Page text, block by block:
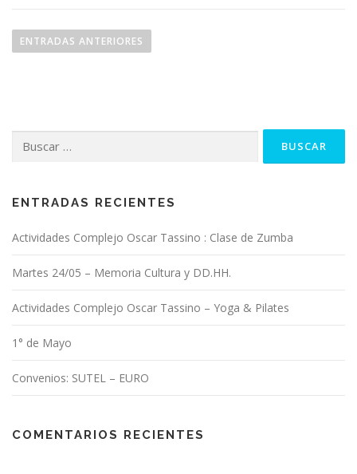
a
n
e
e
t
a
d
ENTRADAS ANTERIORES
ENTRADAS RECIENTES
Actividades Complejo Oscar Tassino : Clase de Zumba
Martes 24/05 – Memoria Cultura y DD.HH.
Actividades Complejo Oscar Tassino – Yoga & Pilates
1° de Mayo
Convenios: SUTEL – EURO
COMENTARIOS RECIENTES